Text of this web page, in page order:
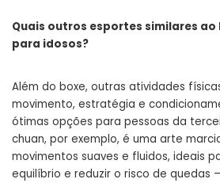
Quais outros esportes similares
para idosos?
Além do boxe, outras atividades
movimento, estratégia e
ótimas opções para pessoas da
chuan, por exemplo, é uma arte
movimentos suaves e fluidos, ideais
equilíbrio e reduzir o risco de quedas